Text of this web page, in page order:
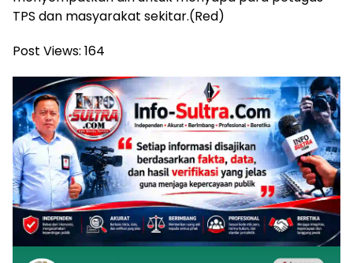
TPS dan masyarakat sekitar.(Red)
Post Views: 164